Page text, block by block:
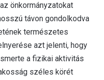
önkormányzatokat
távon gondolkodva
természetes
azt jelenti, hogy
a fizikai aktivitás
széles körét